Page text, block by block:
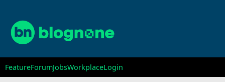
main
content
Main
FeatureForumJobsWorkplaceLogin